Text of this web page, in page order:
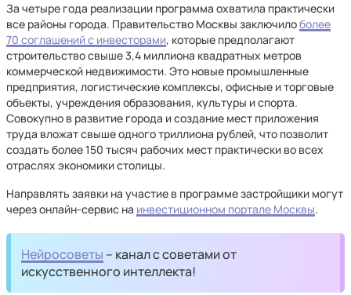
За четыре года реализации программа охватила практически
все районы города. Правительство Москвы заключилоболее
70 соглашений с инвесторами, которые предполагают
строительство свыше 3,4 миллиона квадратных метров
коммерческой недвижимости. Это новые промышленные
предприятия, логистические комплексы, офисные и торговые
объекты, учреждения образования, культуры и спорта.
Совокупно в развитие города и создание мест приложения
труда вложат свыше одного триллиона рублей, что позволит
создать более 150 тысяч рабочих мест практически во всех
отраслях экономики столицы.
Направлять заявки на участие в программе застройщики могут
через онлайн-сервис на инвестиционном портале Москвы.
Нейросоветы – канал с советами от
искусственного интеллекта!